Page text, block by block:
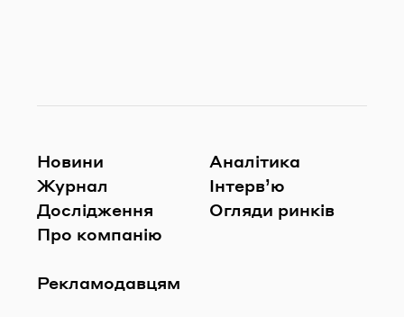
Новини
Журнал
Дослідження
Про компанію
Рекламодавцям
Аналітика
Інтерв’ю
Огляди ринків